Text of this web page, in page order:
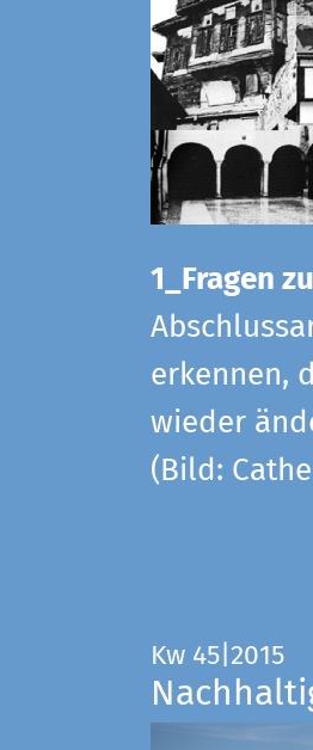
1_Fragen
erkennen,
wieder
(Bild:
Kw 45|2015